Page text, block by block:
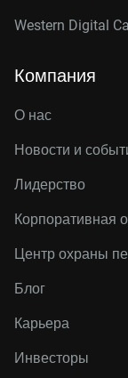
Western Digital
Компания
О нас
Новости и
Лидерство
Корпоративная
Центр охраны
Блог
Карьера
Инвесторы